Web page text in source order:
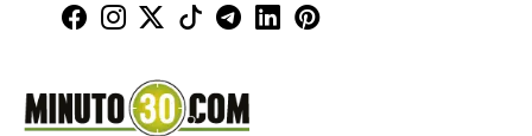
Minuto30 en Facebook
Minuto30 en Instagram
Minuto30 en X (Twitter)
Minuto30 en TikTok
Canal de Minuto30 en
Minuto30 en LinkedIn
Minuto30 en